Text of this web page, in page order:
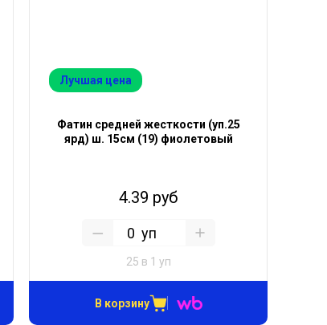
Лучшая цена
Фатин средней жесткости (уп.25
ярд) ш. 15см (19) фиолетовый
4.39 руб
уп
25 в 1 уп
В корзину